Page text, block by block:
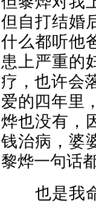
但自打结婚
什么都听他
患上严重的
疗，也许会
爱的四年里
烨也没有，
钱治病，婆
黎烨一句话
也是我命